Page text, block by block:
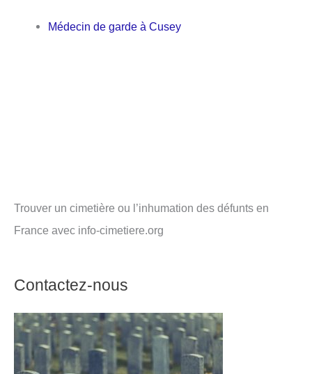
Médecin de garde à Cusey
Trouver un cimetière ou l’inhumation des défunts en
France avec info-cimetiere.org
Contactez-nous